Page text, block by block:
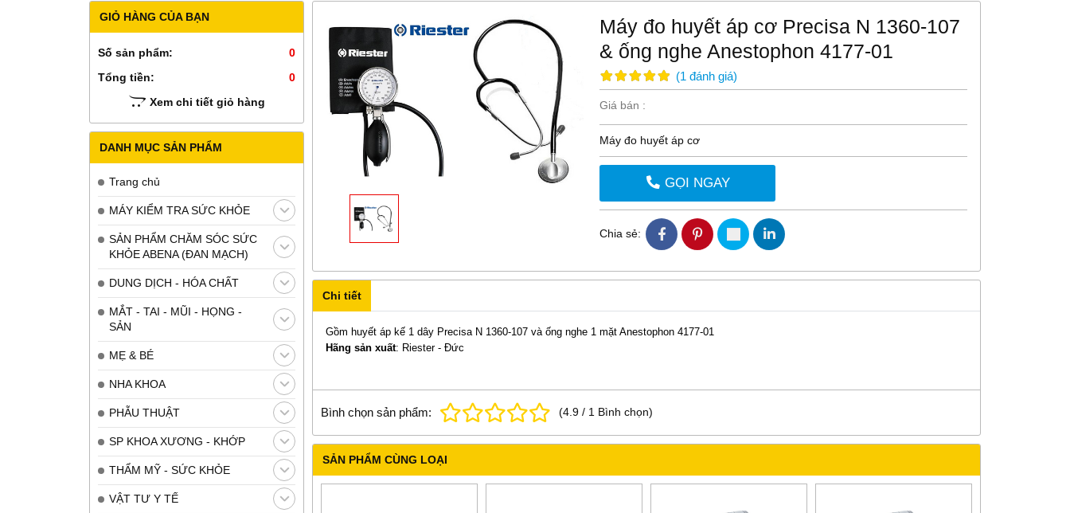
GIỎ HÀNG CỦA BẠN
Số sản phẩm:
0
Tổng tiền:
0
Xem chi tiết giỏ hàng
DANH MỤC SẢN PHẨM
Trang chủ
MÁY KIỂM TRA SỨC KHỎE
SẢN PHẨM CHĂM SÓC SỨC
KHỎE ABENA (ĐAN MẠCH)
DUNG DỊCH - HÓA CHẤT
MẮT - TAI - MŨI - HỌNG -
SẢN
MẸ & BÉ
NHA KHOA
PHẪU THUẬT
SP KHOA XƯƠNG - KHỚP
THẨM MỸ - SỨC KHỎE
VẬT TƯ Y TẾ
Máy đo huyết áp cơ Precisa N 1360-107
& ống nghe Anestophon 4177-01
(1đánh giá)
Giá bán :
Máy đo huyết áp cơ
GỌI NGAY
Chia sẻ:
Chi tiết
Gồm huyết áp kế 1 dây Precisa N 1360-107 và ống nghe 1 mặt Anestophon 4177-01
Hãng sản xuất: Riester - Đức
Bình chọn sản phẩm: (4.9 / 1 Bình chọn)
SẢN PHẨM CÙNG LOẠI